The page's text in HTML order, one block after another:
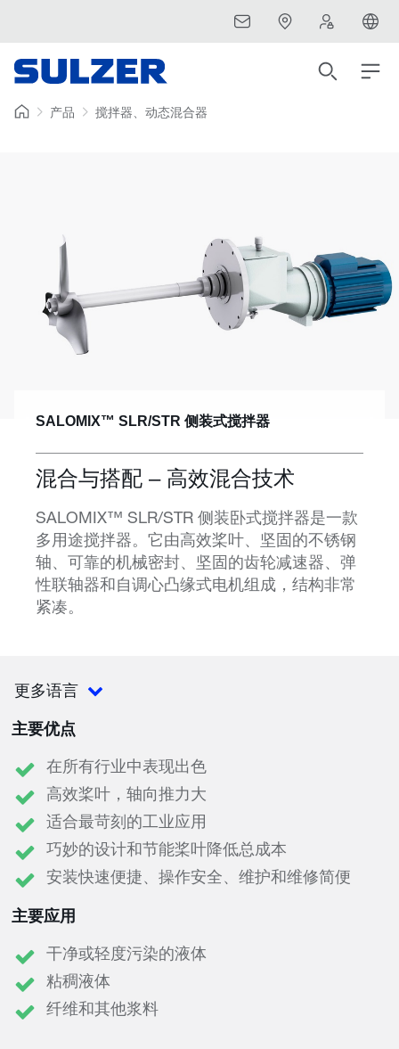
产品 搅拌器、动态混合器
SALOMIX™ SLR/STR 侧装式搅拌器
混合与搭配 – 高效混合技术
SALOMIX™ SLR/STR 侧装卧式搅拌器是一款
多用途搅拌器。它由高效桨叶、坚固的不锈钢
轴、可靠的机械密封、坚固的齿轮减速器、弹
性联轴器和自调心凸缘式电机组成，结构非常
紧凑。
更多语言
主要优点
在所有行业中表现出色
高效桨叶，轴向推力大
适合最苛刻的工业应用
巧妙的设计和节能桨叶降低总成本
安装快速便捷、操作安全、维护和维修简便
主要应用
干净或轻度污染的液体
粘稠液体
纤维和其他浆料